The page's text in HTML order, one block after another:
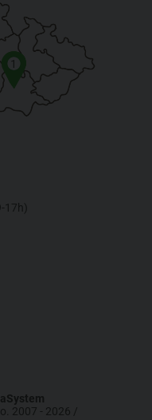
1
17h)
2007 - 2026 /